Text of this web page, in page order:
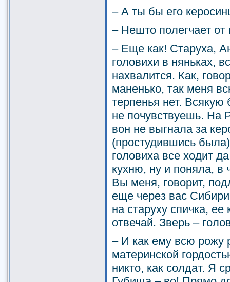
– А ты бы его
– Нешто полегчает от
– Еще как! Старуха,
головихи в няньках,
нахвалится. Как,
маненько, так меня
терпенья нет. Всякую
не почувствуешь. На
вон не выгнала за
(простудившись
головиха все ходит
кухню, ну и поняла, в
Вы меня, говорит,
еще через вас
на старуху спичка, ее
отвечай. Зверь –
– И как ему всю рожу
материнской
никто, как солдат. Я